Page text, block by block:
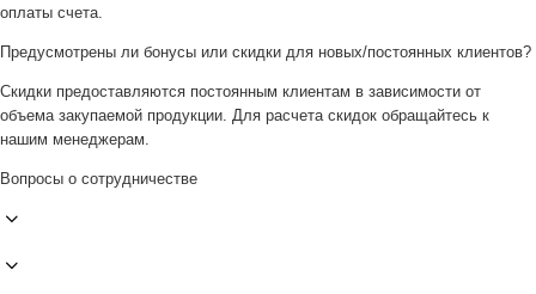
оплаты счета.
Предусмотрены ли бонусы или скидки для новых/постоянных клиентов?
Скидки предоставляются постоянным клиентам в зависимости от
объема закупаемой продукции. Для расчета скидок обращайтесь к
нашим менеджерам.
Вопросы о сотрудничестве